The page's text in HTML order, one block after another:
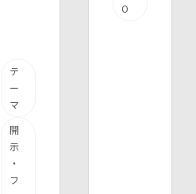
テ
ー
マ
開
示
・
フ
O